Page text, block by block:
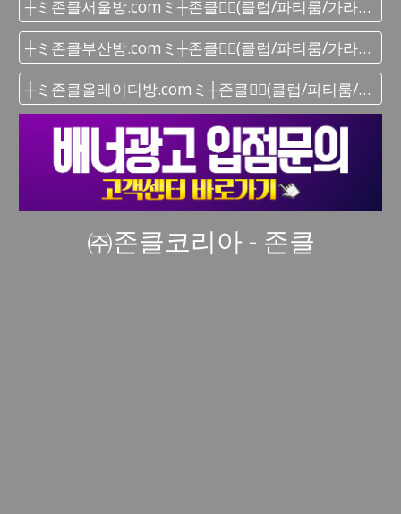
┼ミ존클서울방.comミ┼존클❤️‍🔥(클럽/파티룸/가라오케) - 단톡방
┼ミ존클부산방.comミ┼존클❤️‍🔥(클럽/파티룸/가라오케) - 단톡방
┼ミ존클올레이디방.comミ┼존클❤️‍🔥(클럽/파티룸/가라오케) - 단톡방
㈜존클코리아 - 존클